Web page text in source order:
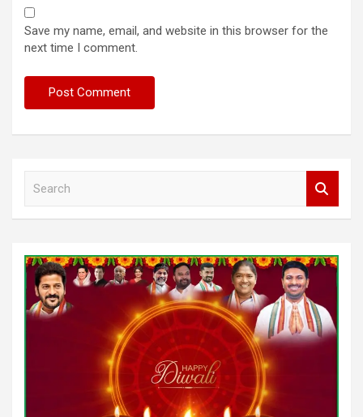
Save my name, email, and website in this browser for the
next time I comment.
h